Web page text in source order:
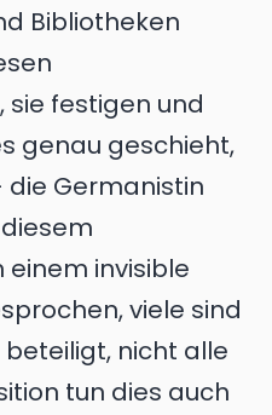
Bibliotheken
sie festigen und
genau geschieht,
Germanistin
invisible
viele sind
beteiligt, nicht alle
tun dies auch